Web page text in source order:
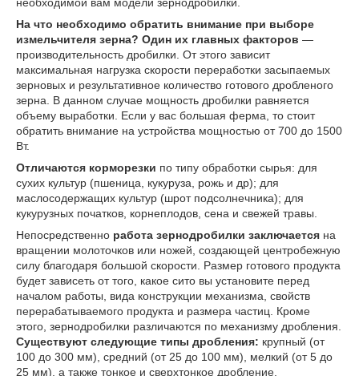
На что необходимо обратить внимание при выборе
измельчителя зерна? Один их главных факторов —
производительность дробилки. От этого зависит
максимальная нагрузка скорости переработки засыпаемых
зерновых и результативное количество готового дробленого
зерна. В данном случае мощность дробилки равняется
объему выработки. Если у вас большая ферма, то стоит
обратить внимание на устройства мощностью от 700 до 1500
Вт.
Отличаются корморезки по типу обработки сырья: для
сухих культур (пшеница, кукуруза, рожь и др); для
маслосодержащих культур (шрот подсолнечника); для
кукурузных початков, корнеплодов, сена и свежей травы.
Непосредственно работа зернодробилки заключается на
вращении молоточков или ножей, создающей центробежную
силу благодаря большой скорости. Размер готового продукта
будет зависеть от того, какое сито вы установите перед
началом работы, вида конструкции механизма, свойств
перерабатываемого продукта и размера частиц. Кроме
этого, зернодробилки различаются по механизму дробления.
Существуют следующие типы дробления: крупный (от
100 до 300 мм), средний (от 25 до 100 мм), мелкий (от 5 до
25 мм), а также тонкое и сверхтонкое дробление.